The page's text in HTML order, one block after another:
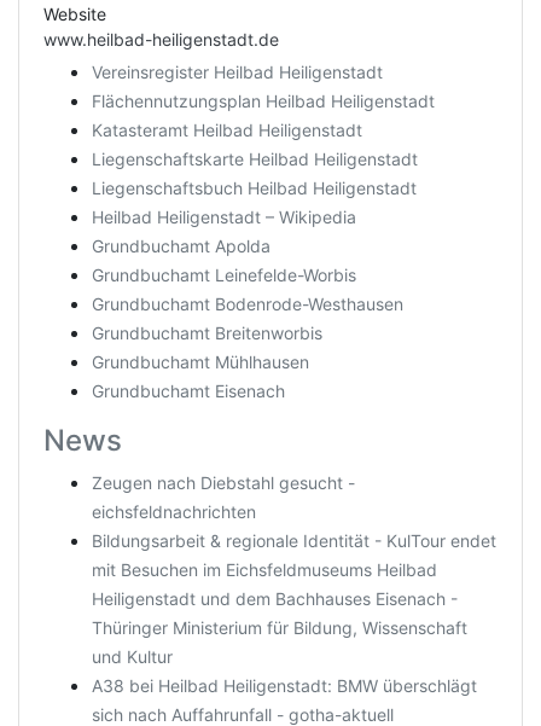
Website
www.heilbad-heiligenstadt.de
Vereinsregister Heilbad Heiligenstadt
Flächennutzungsplan Heilbad Heiligenstadt
Katasteramt Heilbad Heiligenstadt
Liegenschaftskarte Heilbad Heiligenstadt
Liegenschaftsbuch Heilbad Heiligenstadt
Heilbad Heiligenstadt – Wikipedia
Grundbuchamt Apolda
Grundbuchamt Leinefelde-Worbis
Grundbuchamt Bodenrode-Westhausen
Grundbuchamt Breitenworbis
Grundbuchamt Mühlhausen
Grundbuchamt Eisenach
News
Zeugen nach Diebstahl gesucht -
eichsfeldnachrichten
Bildungsarbeit & regionale Identität - KulTour endet
mit Besuchen im Eichsfeldmuseums Heilbad
Heiligenstadt und dem Bachhauses Eisenach -
Thüringer Ministerium für Bildung, Wissenschaft
und Kultur
A38 bei Heilbad Heiligenstadt: BMW überschlägt
sich nach Auffahrunfall - gotha-aktuell